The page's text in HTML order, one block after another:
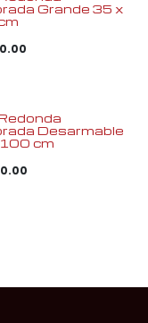
Grande 35 x
Desarmable
cm